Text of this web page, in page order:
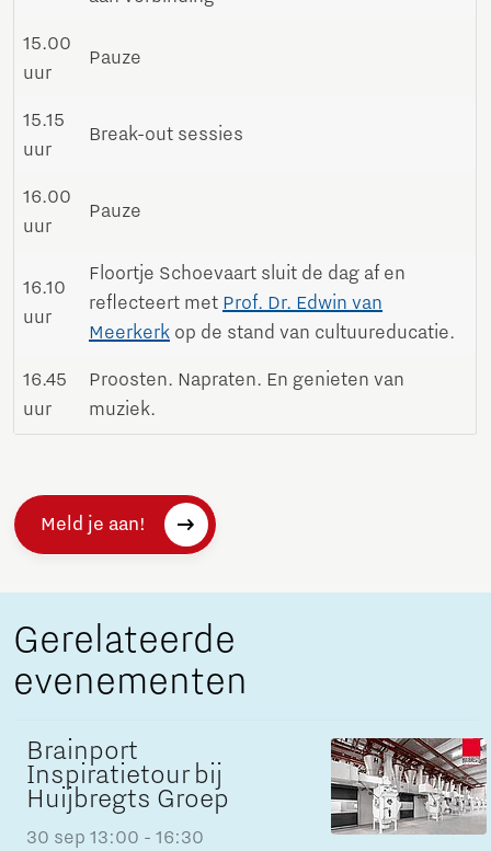
15.00
uur
Pauze
15.15
uur
Break-out sessies
16.00
uur
Pauze
16.10
uur
Floortje Schoevaart sluit de dag af en
reflecteert met Prof. Dr. Edwin van
Meerkerk op de stand van cultuureducatie.
16.45
uur
Proosten. Napraten. En genieten van
muziek.
Meld je aan!
Gerelateerde
evenementen
Brainport
Inspiratietour bij
Huijbregts Groep
30 sep 13:00 - 16:30